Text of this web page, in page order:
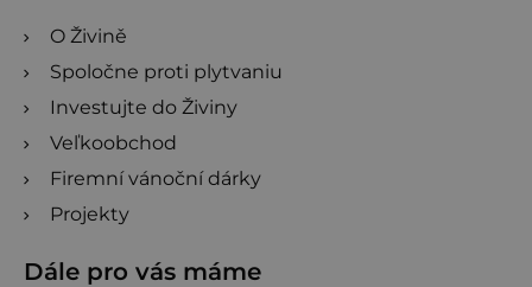
O Živině
Spoločne proti plytvaniu
Investujte do Živiny
Veľkoobchod
Firemní vánoční dárky
Projekty
Dále pro vás máme